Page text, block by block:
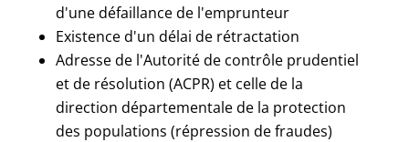
d'une défaillance de l'emprunteur
Existence d'un délai de rétractation
Adresse de l'Autorité de contrôle prudentiel
et de résolution (ACPR) et celle de la
direction départementale de la protection
des populations (répression de fraudes)